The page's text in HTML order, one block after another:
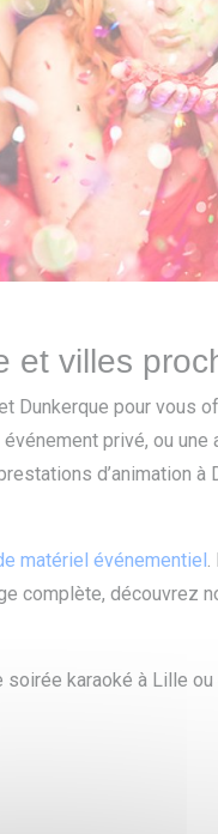
et villes
Dunkerque pour vous
privé, ou une
d’animation à
matériel événementiel.
complète, découvrez
karaoké à Lille